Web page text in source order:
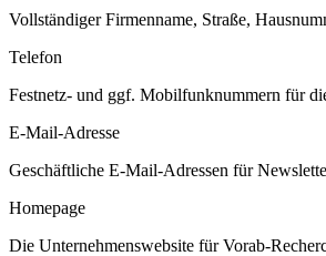
Vollständiger Firmenname, Straße,
Telefon
Festnetz- und ggf. Mobilfunknummern für
E-Mail-Adresse
Geschäftliche E-Mail-Adressen für
Homepage
Die Unternehmenswebsite für Vorab-